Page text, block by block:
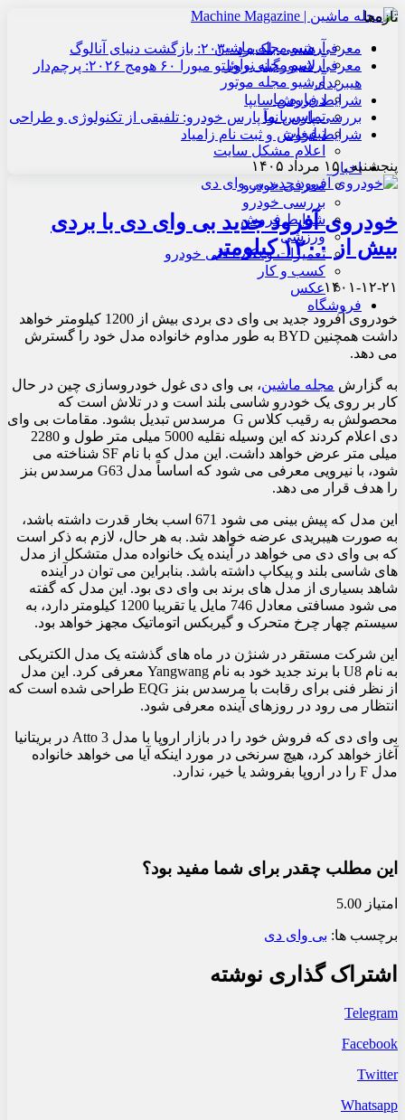
آرشیو مجله ماشین
آرشیو مجله نوآور
آرشیو مجله موتور
درباره ما
تماس با ما
تبلیغات
اعلام مشکل سایت
اخبار
معرفی خودرو
بررسی خودرو
شرایط فروش
ورزشی
تعمیرات و نکات فنی خودرو
کسب و کار
عکس
فروشگاه
تازه‌ها
معرفی هنسی بلک‌برد ۲۰۳۰: بازگشت دنیای آنالوگ
معرفی لامبورگینی روئلتو میورا ۶۰ هومج ۲۰۲۶: پرچم‌دار
هیبریدی
شرایط فروش سایپا
بررسی پارس نوآ پارس خودرو: تلفیقی از تکنولوژی و طراحی
شرایط فروش و ثبت نام زامیاد
پنجشنبه , ۱۵ مرداد ۱۴۰۵
خودروی آفرود جدید بی وای دی با بردی
بیش از ۱۲۰۰ کیلومتر
۱۴۰۱-۱۲-۲۱
خودروی آفرود جدید بی وای دی بردی بیش از 1200 کیلومتر خواهد
داشت همچنین BYD به طور مداوم خانواده مدل خود را گسترش
می دهد.
به گزارش مجله ماشین، بی وای دی غول خودروسازی چین در حال
کار بر روی یک خودرو شاسی بلند است و در تلاش است که
محصولش به رقیب کلاس G مرسدس تبدیل بشود. مقامات بی وای
دی اعلام کردند که این وسیله نقلیه 5000 میلی متر طول و 2280
میلی متر عرض خواهد داشت. این مدل که با نام SF شناخته می
شود، با نیرویی معرفی می شود که اساساً مدل G63 مرسدس بنز
را هدف قرار می دهد.
این مدل که پیش بینی می شود 671 اسب بخار قدرت داشته باشد،
به صورت هیبریدی عرضه خواهد شد. به هر حال، لازم به ذکر است
که بی وای دی می خواهد در آینده یک خانواده مدل متشکل از مدل
های شاسی بلند و پیکاپ داشته باشد. بنابراین می توان در آینده
شاهد بسیاری از مدل های برند بی وای دی بود. این مدل که گفته
می شود مسافتی معادل 746 مایل یا تقریبا 1200 کیلومتر دارد، به
سیستم چهار چرخ متحرک و گیربکس اتوماتیک مجهز خواهد بود.
این شرکت مستقر در شنژن در ماه های گذشته یک مدل الکتریکی
به نام U8 با برند جدید خود به نام Yangwang معرفی کرد. این مدل
از نظر فنی برای رقابت با مرسدس بنز EQG طراحی شده است که
انتظار می رود در روزهای آینده معرفی شود.
بی وای دی که فروش خود را در بازار اروپا با مدل Atto 3 در بریتانیا
آغاز خواهد کرد، هیچ سرنخی در مورد اینکه آیا می خواهد خانواده
مدل F را در اروپا بفروشد یا خیر، ندارد.
این مطلب چقدر برای شما مفید بود؟
امتیاز 5.00
برچسب ها: بی وای دی
اشتراک گذاری نوشته
Telegram
Facebook
Twitter
Whatsapp